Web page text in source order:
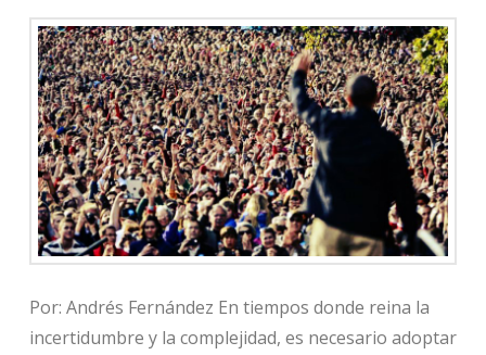
Por: Andrés Fernández En tiempos donde reina la
incertidumbre y la complejidad, es necesario adoptar